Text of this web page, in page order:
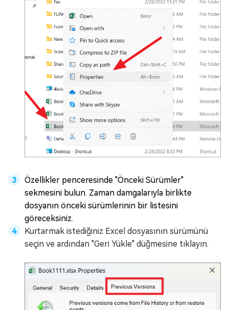
Özellikler penceresinde "Önceki Sürümler"
sekmesini bulun. Zaman damgalarıyla birlikte
dosyanın önceki sürümlerinin bir listesini
göreceksiniz.
Kurtarmak istediğiniz Excel dosyasının sürümünü
seçin ve ardından "Geri Yükle" düğmesine tıklayın.